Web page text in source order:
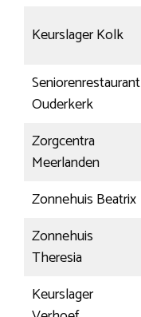
Keurslager Kolk
Seniorenrestaurant
Ouderkerk
Zorgcentra
Meerlanden
Zonnehuis Beatrix
Zonnehuis
Theresia
Keurslager